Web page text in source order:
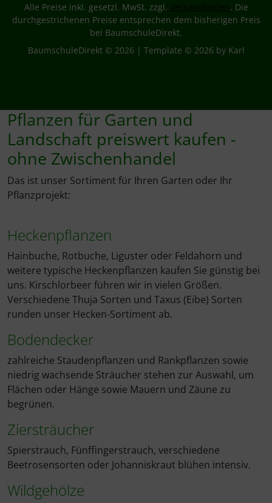
Alle Preise inkl. gesetzl. MwSt. zzgl. Versandkosten. Die
durchgestrichenen Preise entsprechen dem bisherigen Preis
bei BaumschuleDirekt.
BaumschuleDirekt © 2026 | Template © 2026 by Karl
Pflanzen für Garten und
Landschaft preiswert kaufen -
ohne Zwischenhandel
Das ist unser Sortiment für Ihren Garten oder Ihr
Pflanzprojekt:
Heckenpflanzen
Hainbuche, Rotbuche, Liguster oder Feldahorn und
weitere typische Heckenpflanzen kaufen Sie günstig bei
uns. Kirschlorbeer führen wir in vielen Größen.
Verschiedene Thuja Sorten und Taxus (Eibe) Sorten
runden unser Hecken-Sortiment ab.
Bodendecker
zahlreiche Staudenpflanzen und Rankpflanzen sowie
niedrig wachsende Sträucher stehen zur Auswahl, um
Flächen oder Hänge sowie Mauern und Zäune zu
begrünen.
Ziersträucher
Spierstrauch, Fünffingerstrauch, verschiedene
Beetrosensorten oder Johanniskraut blühen intensiv.
Wildgehölze